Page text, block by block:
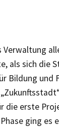
Verwaltung
als sich die
Bildung und
die erste
ging es